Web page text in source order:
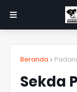
Beranda
Sekda